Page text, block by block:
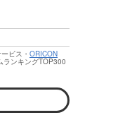
ビス・ ORICON
ランキングTOP300